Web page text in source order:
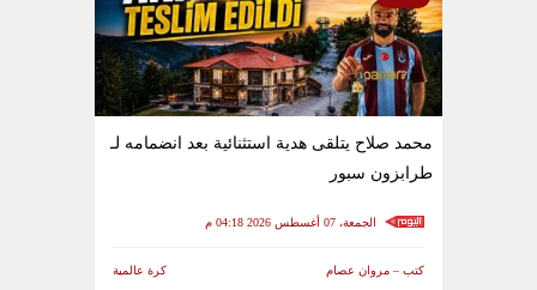
محمد صلاح يتلقى هدية استثنائية بعد انضمامه لـ
طرابزون سبور
الجمعة، 07 أغسطس 2026 04:18 م
كتب – مروان عصام كرة عالمية